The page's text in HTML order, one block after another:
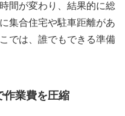
間が変わり、結果的に総
集合住宅や駐車距離があ
では、誰でもできる準備
作業費を圧縮